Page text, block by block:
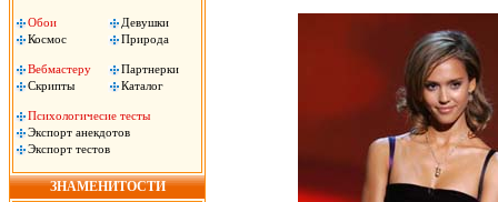
Обои
Девушки
Космос
Природа
Вебмастеру
Партнерки
Скрипты
Каталог
Психологичесие тесты
Экспорт анекдотов
Экспорт тестов
ЗНАМЕНИТОСТИ